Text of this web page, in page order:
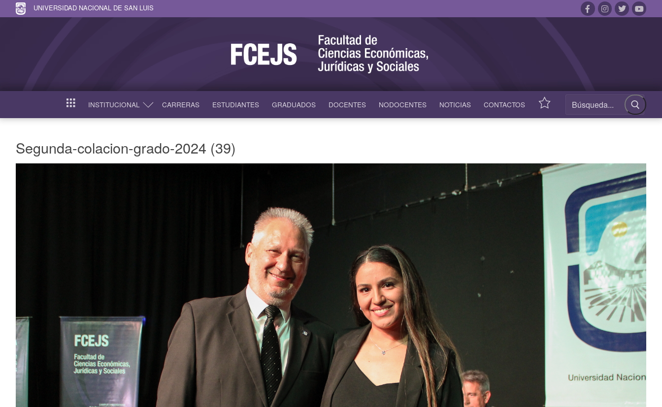
UNIVERSIDAD NACIONAL DE SAN LUIS
INICIO INSTITUCIONAL CARRERAS ESTUDIANTES GRADUADOS DOCENTES NODOCENTES NOTICIAS CONTACTOS ACCESOS
Segunda-colacion-grado-2024 (39)